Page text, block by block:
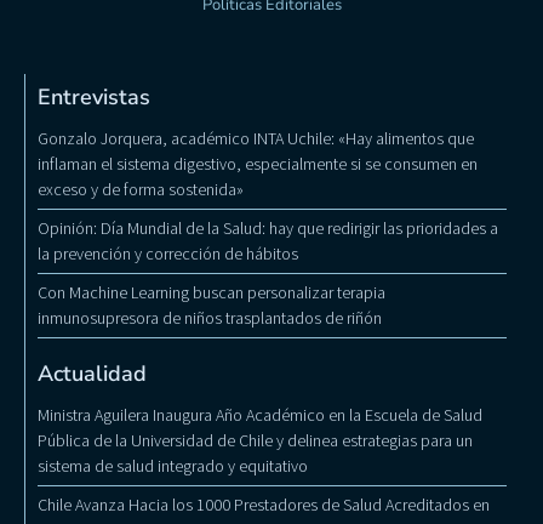
Políticas Editoriales
Entrevistas
Gonzalo Jorquera, académico INTA Uchile: «Hay alimentos que
inflaman el sistema digestivo, especialmente si se consumen en
exceso y de forma sostenida»
Opinión: Día Mundial de la Salud: hay que redirigir las prioridades a
la prevención y corrección de hábitos
Con Machine Learning buscan personalizar terapia
inmunosupresora de niños trasplantados de riñón
Actualidad
Ministra Aguilera Inaugura Año Académico en la Escuela de Salud
Pública de la Universidad de Chile y delinea estrategias para un
sistema de salud integrado y equitativo
Chile Avanza Hacia los 1000 Prestadores de Salud Acreditados en